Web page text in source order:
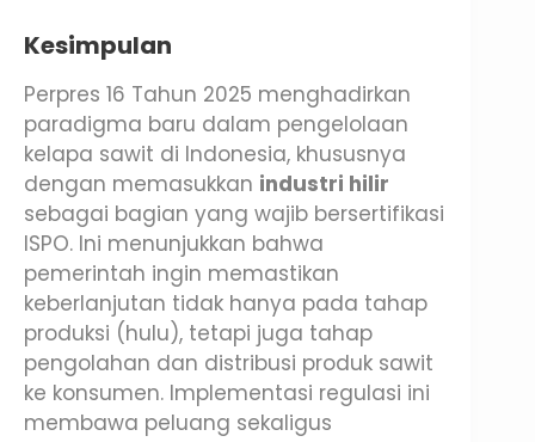
Kesimpulan
Perpres 16 Tahun 2025 menghadirkan
paradigma baru dalam pengelolaan
kelapa sawit di Indonesia, khususnya
dengan memasukkan industri hilir
sebagai bagian yang wajib bersertifikasi
ISPO. Ini menunjukkan bahwa
pemerintah ingin memastikan
keberlanjutan tidak hanya pada tahap
produksi (hulu), tetapi juga tahap
pengolahan dan distribusi produk sawit
ke konsumen. Implementasi regulasi ini
membawa peluang sekaligus